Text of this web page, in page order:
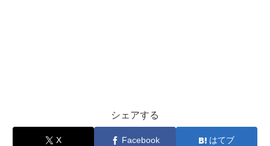
シェアする
X Facebook はてブ